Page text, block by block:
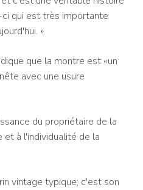
qui est très importante
»
que la montre est «un
avec une usure
du propriétaire de la
et à l'individualité de la
vintage typique; c'est son